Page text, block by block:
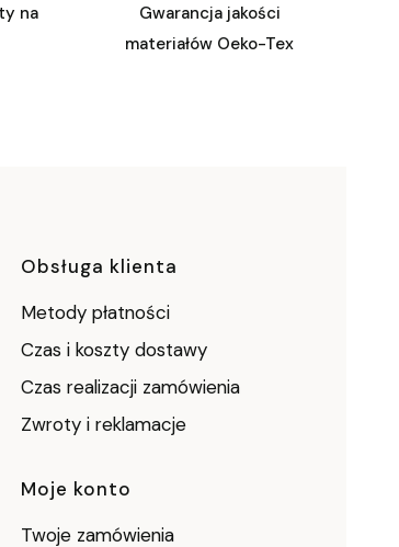
na
Gwarancja jakości
materiałów Oeko-Tex
Obsługa klienta
Metody płatności
Czas i koszty dostawy
Czas realizacji zamówienia
Zwroty i reklamacje
Moje konto
Twoje zamówienia